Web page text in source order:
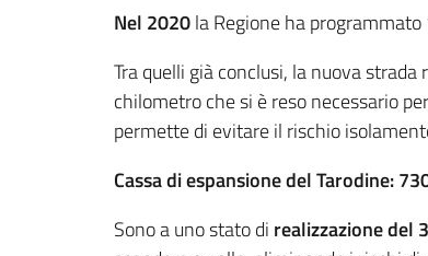
Nel 2020la Regione ha programmato
Tra quelli già conclusi, la nuova
chilometro che si è reso necessario
permette di evitare il rischio
Cassa di espansione del Tarodine:
Sono a uno stato di realizzazione del